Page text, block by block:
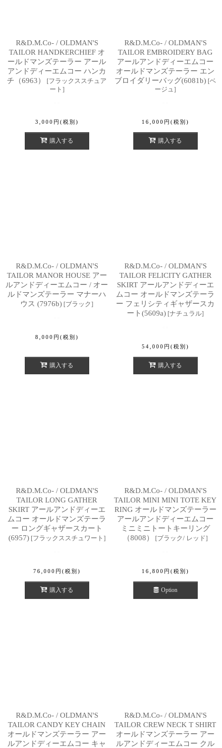
R&D.M.Co- / OLDMAN'S
TAILOR HANDKERCHIEF オ
ールドマンズテーラー アール
アンドディーエムコー ハンカ
チ（6963）
[フラックススチュア
ート ]
3,000 円 (税別)
購入する
R&D.M.Co- / OLDMAN'S
TAILOR EMBROIDERY BAG
アールアンドディーエムコー
オールドマンズテーラー エン
ブロイダリーバッグ(6081b) [ベ
ージュ ]
16,000 円 (税別)
購入する
R&D.M.Co- / OLDMAN'S
TAILOR MANOR HOUSE アー
ルアンドディーエムコー / オー
ルドマンズテーラー マナーハ
ウス (7976b) [ブラック]
8,000 円 (税別)
購入する
R&D.M.Co- / OLDMAN'S
TAILOR FELICITY GATHER
SKIRT アールアンドディーエ
ムコー オールドマンズテーラ
ー フェリシティギャザースカ
ート(5609a) [ナチュラル]
54,000 円 (税別)
購入する
R&D.M.Co- / OLDMAN'S
TAILOR LONG GATHER
SKIRT アールアンドディーエ
ムコー オールドマンズテーラ
ー ロングギャザースカート
(6957) [フラックススチュワート ]
76,000 円 (税別)
購入する
R&D.M.Co- / OLDMAN'S
TAILOR MINI MINI TOTE KEY
RING オールドマンズテーラー
アールアンドディーエムコー
ミニミニトートキーリング
（8008）
[ブラック/ レッド]
16,800 円 (税別)
Option
R&D.M.Co- / OLDMAN'S
TAILOR CANDY KEY CHAIN
オールドマンズテーラー アー
ルアンドディーエムコー キャ
R&D.M.Co- / OLDMAN'S
TAILOR CREW NECK T SHIRT
オールドマンズテーラー アー
ルアンドディーエムコー クル